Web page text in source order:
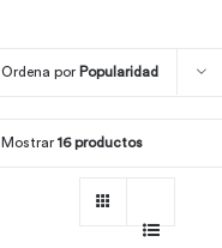
Ordena por Popularidad
Mostrar 16 productos